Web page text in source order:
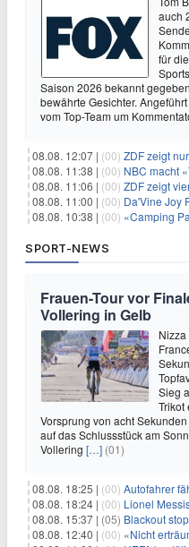
auch
für
Saison 2026 bekannt
bewährte Gesichter.
vom Top-Team um
08.08. 12:07 | (00) ZDF zeigt nur
08.08. 11:38 | (00) NBC macht
08.08. 11:06 | (00) ZDF zeigt
08.08. 11:00 | (00) Da'Vine Joy
08.08. 10:38 | (00) «Camping
SPORT-NEWS
Frauen-Tour vor
Vollering in Gelb
Sieg
Trikot
Vorsprung von acht
auf das Schlussstück am
Vollering […] (01)
08.08. 18:25 | (00) Autofahrer
08.08. 18:24 | (00) Lionel Messis
08.08. 15:37 | (05) Blackout
08.08. 12:40 | (00) «Nicht